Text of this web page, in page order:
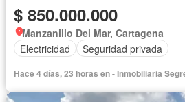
$ 850.000.000
Manzanillo Del Mar, Cartagena
Electricidad
Seguridad privada
Hace 4 días, 23 horas en - Inmobiliaria